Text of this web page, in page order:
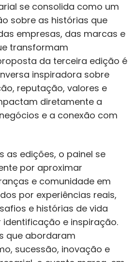
se consolida como um
sobre as histórias que
empresas, das marcas e
transformam
da terceira edição é
inspiradora sobre
reputação, valores e
diretamente a
e a conexão com
as edições, o painel se
por aproximar
e comunidade em
por experiências reais,
e histórias de vida
identificação e inspiração.
que abordaram
sucessão, inovação e